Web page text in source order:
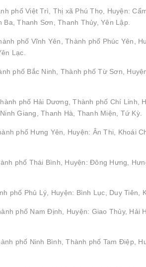
phố Việt Trì, Thị xã Phú Thọ, Huyện:
Ba, Thanh Sơn, Thanh Thủy, Yên Lập.
phố Vĩnh Yên, Thành phố Phúc Yên,
Lạc.
phố Bắc Ninh, Thành phố Từ Sơn,
phố Hải Dương, Thành phố Chí Linh,
Giang, Thanh Hà, Thanh Miện, Tứ Kỳ.
phố Hưng Yên, Huyện: Ân Thi, Khoái
phố Thái Bình, Huyện: Đông Hưng,
phố Phủ Lý, Huyện: Bình Lục, Duy Tiên,
phố Nam Định, Huyện: Giao Thủy, Hải
phố Ninh Bình, Thành phố Tam Điệp,